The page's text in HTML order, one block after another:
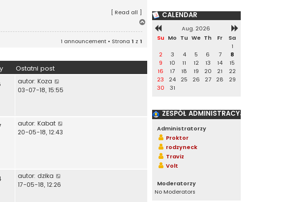
[ Read all ]
ę
1 announcement • Strona 1 z 1
Ostatni post
autor: Koza
y
e
t
n
o
03-07-18, 15:55
autor: Kabat
20-05-18, 12:43
autor: dzika
17-05-18, 12:26
CALENDAR
Aug. 2026
Su Mo Tu We Th Fr
Sa
1
2
3 4 5 6 7
8
9
10 11 12 13 14
15
16
17 18 19 20 21
22
23
24 25 26 27 28
29
30
31
ZESPÓŁ ADMINISTRACYJNY
Administratorzy
Proktor
rodzyneck
Traviz
Volt
Moderatorzy
No Moderators